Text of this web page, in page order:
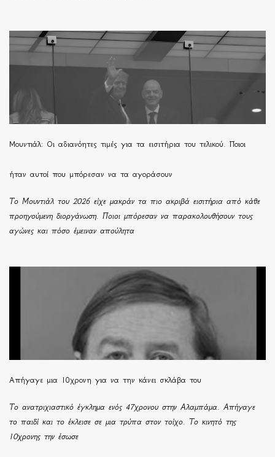
Μουντιάλ: Οι αδιανόητες τιμές για τα εισιτήρια του τελικού. Ποιοι
ήταν αυτοί που μπόρεσαν να τα αγοράσουν
Το Μουντιάλ του 2026 είχε μακράν τα πιο ακριβά εισιτήρια από κάθε
προηγούμενη διοργάνωση. Ποιοι μπόρεσαν να παρακολουθήσουν τους
αγώνες και πόσο έμειναν απούλητα
Απήγαγε μια 10χρονη για να την κάνει σκλάβα του
Το ανατριχιαστικό έγκλημα ενός 47χρονου στην Αλαμπάμα. Απήγαγε
το παιδί και το έκλεισε σε μια τρύπα στον τοίχο. Το κινητό της
10χρονης την έσωσε